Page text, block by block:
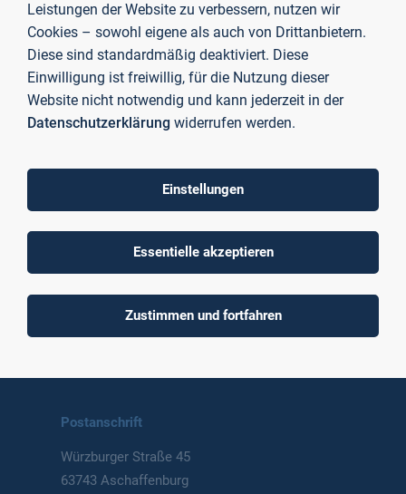
Technische Hochschule
Aschaffenburg
Postanschrift
Würzburger Straße 45
63743 Aschaffenburg
Leistungen der Website zu verbessern, nutzen wir
Cookies – sowohl eigene als auch von Drittanbietern.
Diese sind standardmäßig deaktiviert. Diese
Einwilligung ist freiwillig, für die Nutzung dieser
Website nicht notwendig und kann jederzeit in der
Datenschutzerklärung widerrufen werden.
Einstellungen
Essentielle akzeptieren
Zustimmen und fortfahren